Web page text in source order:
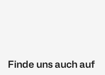
Finde uns auch auf